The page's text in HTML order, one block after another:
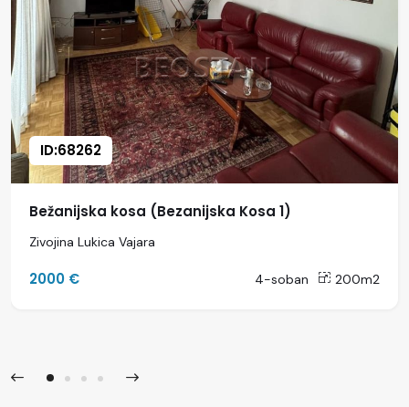
ID:68262
Bežanijska kosa (Bezanijska Kosa 1)
Zivojina Lukica Vajara
2000 € 4-soban 200m2